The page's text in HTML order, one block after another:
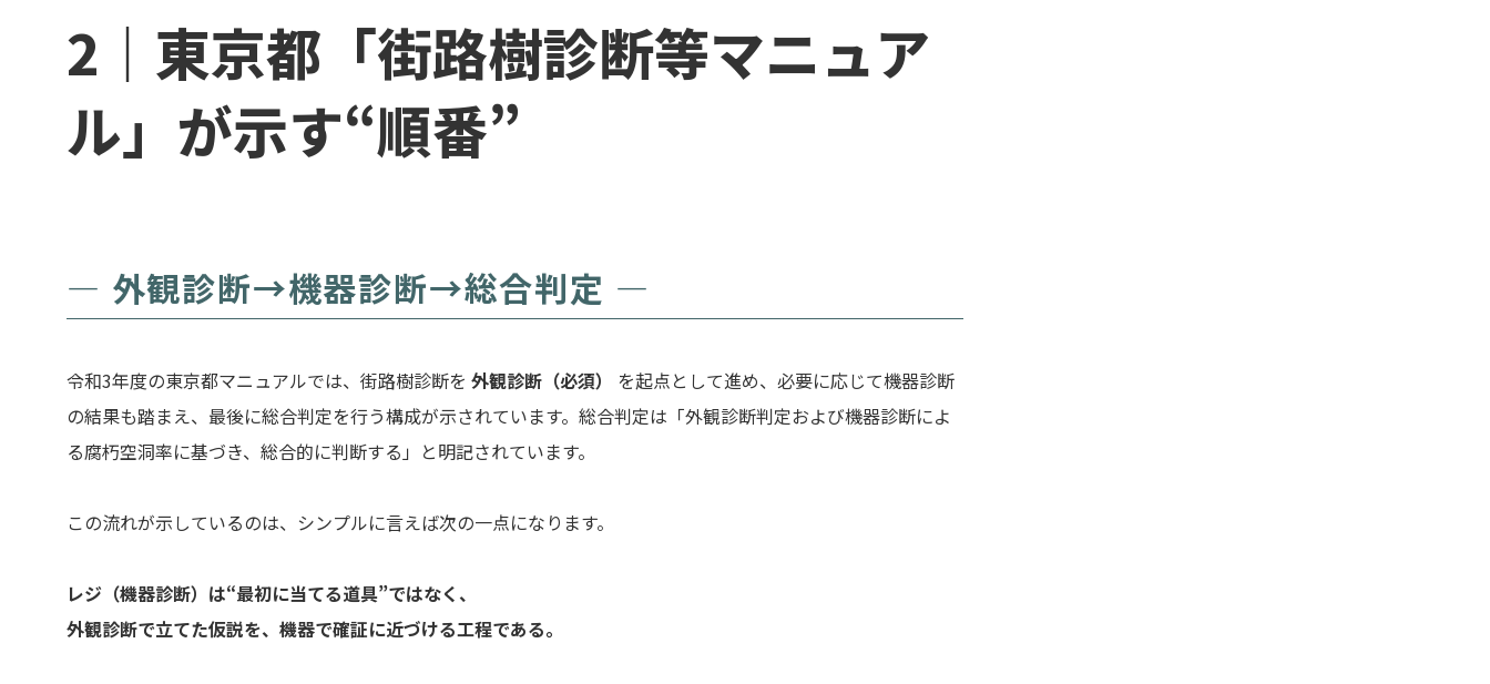
2｜東京都「街路樹診断等マニュア
ル」が示す“順番”
― 外観診断→機器診断→総合判定 ―
令和3年度の東京都マニュアルでは、街路樹診断を 外観診断（必須）
を起点として進め、必要に応じて機器診断
の結果も踏まえ、最後に総合判定を行う構成が示されています。総合判定は「外観診断判定および機器診断によ
る腐朽空洞率に基づき、総合的に判断する」と明記されています。
この流れが示しているのは、シンプルに言えば次の一点になります。
レジ（機器診断）は“最初に当てる道具”ではなく、
外観診断で立てた仮説を、機器で確証に近づける工程である。